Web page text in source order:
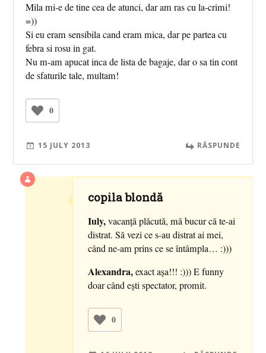
Mila mi-e de tine cea de atunci, dar am ras cu la-crimi!
=))
Si eu eram sensibila cand eram mica, dar pe partea cu
febra si rosu in gat.
Nu m-am apucat inca de lista de bagaje, dar o sa tin cont
de sfaturile tale, multam!
0
15 JULY 2013 RĂSPUNDE
copila blondă
Iuly,vacanţă plăcută, mă bucur că te-ai
distrat. Să vezi ce s-au distrat ai mei,
când ne-am prins ce se întâmpla… :)))
Alexandra,exact aşa!!! :))) E funny
doar când eşti spectator, promit.
0